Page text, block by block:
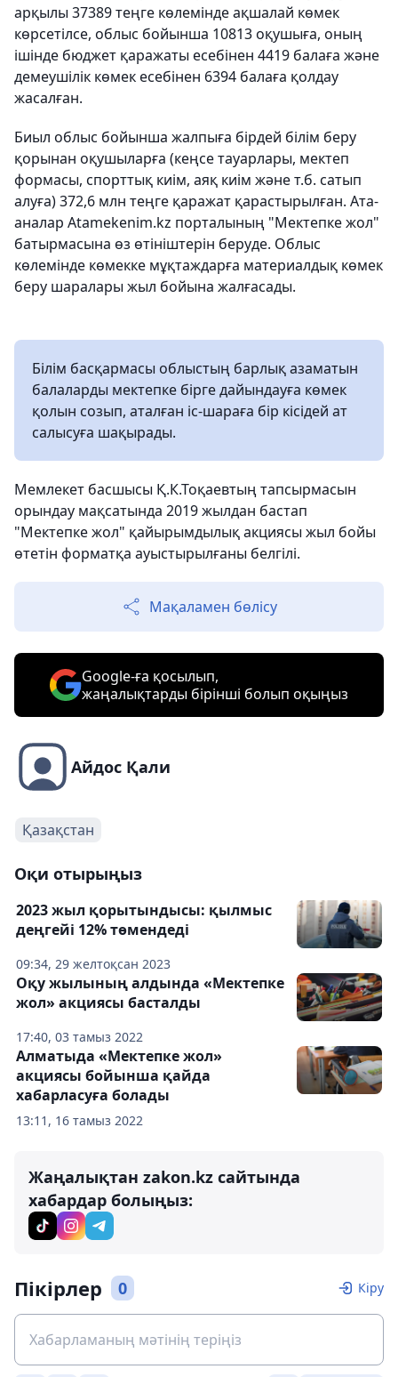
арқылы 37389 теңге көлемінде ақшалай көмек
көрсетілсе, облыс бойынша 10813 оқушыға, оның
ішінде бюджет қаражаты есебінен 4419 балаға және
демеушілік көмек есебінен 6394 балаға қолдау
жасалған.
Биыл облыс бойынша жалпыға бірдей білім беру
қорынан оқушыларға (кеңсе тауарлары, мектеп
формасы, спорттық киім, аяқ киім және т.б. сатып
алуға) 372,6 млн теңге қаражат қарастырылған. Ата-
аналар Atamekenim.kz порталының "Мектепке жол"
батырмасына өз өтініштерін беруде. Облыс
көлемінде көмекке мұқтаждарға материалдық көмек
беру шаралары жыл бойына жалғасады.
Білім басқармасы облыстың барлық азаматын
балаларды мектепке бірге дайындауға көмек
қолын созып, аталған іс-шараға бір кісідей ат
салысуға шақырады.
Мемлекет басшысы Қ.К.Тоқаевтың тапсырмасын
орындау мақсатында 2019 жылдан бастап
"Мектепке жол" қайырымдылық акциясы жыл бойы
өтетін форматқа ауыстырылғаны белгілі.
Мақаламен бөлісу
Google-ға қосылып,
жаңалықтарды бірінші болып оқыңыз
Айдос Қали
Қазақстан
Оқи отырыңыз
09:34, 29 желтоқсан 2023
2023 жыл қорытындысы: қылмыс
деңгейі 12% төмендеді
17:40, 03 тамыз 2022
Оқу жылының алдында «Мектепке
жол» акциясы басталды
13:11, 16 тамыз 2022
Алматыда «Мектепке жол»
акциясы бойынша қайда
хабарласуға болады
Жаңалықтан zakon.kz сайтында
хабардар болыңыз:
Пікірлер 0 Кіру